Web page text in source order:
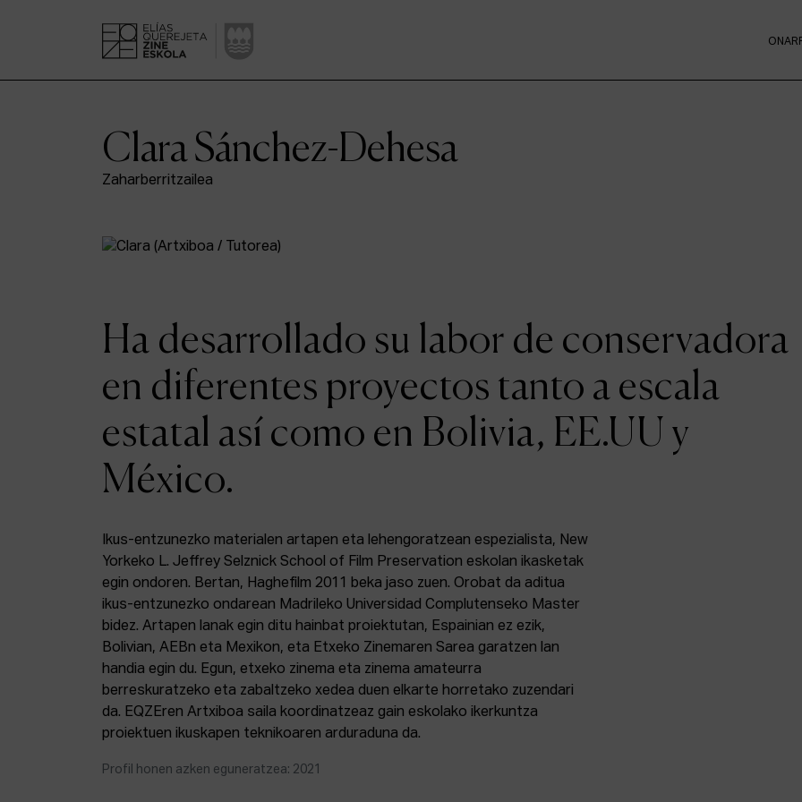
Clara Sánchez-Dehesa
Zaharberritzailea
Ha desarrollado su labor de conservadora
en diferentes proyectos tanto a escala
estatal así como en Bolivia, EE.UU y
México.
Ikus-entzunezko materialen artapen eta lehengoratzean espezialista, New
Yorkeko L. Jeffrey Selznick School of Film Preservation eskolan ikasketak
egin ondoren. Bertan, Haghefilm 2011 beka jaso zuen. Orobat da aditua
ikus-entzunezko ondarean Madrileko Universidad Complutenseko Master
bidez. Artapen lanak egin ditu hainbat proiektutan, Espainian ez ezik,
Bolivian, AEBn eta Mexikon, eta Etxeko Zinemaren Sarea garatzen lan
handia egin du. Egun, etxeko zinema eta zinema amateurra
berreskuratzeko eta zabaltzeko xedea duen elkarte horretako zuzendari
da. EQZEren Artxiboa saila koordinatzeaz gain eskolako ikerkuntza
proiektuen ikuskapen teknikoaren arduraduna da.
Profil honen azken eguneratzea: 2021